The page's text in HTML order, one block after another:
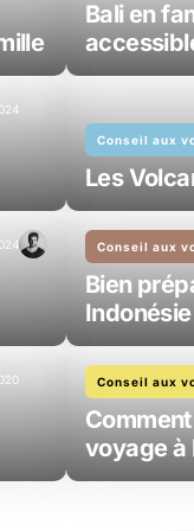
Bali en
Conseil aux
Les
Conseil aux
Bien
Indonésie
Conseil aux
voyage à